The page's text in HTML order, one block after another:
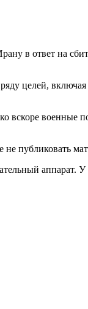
в ответ на
целей,
вскоре военные
публиковать
аппарат. У